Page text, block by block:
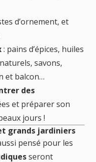
d’ornement, et
: pains d’épices, huiles
savons,
et balcon…
des
et préparer son
jours !
grands jardiniers
pensé pour les
seront